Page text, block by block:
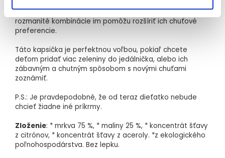
kyslým. Vaše deti sa tak naučia rozlišovať rôzne chute a
rozmanité kombinácie im pomôžu rozšíriť ich chuťové
preferencie.
Táto kapsička je perfektnou voľbou, pokiaľ chcete
deťom pridať viac zeleniny do jedálnička, alebo ich
zábavným a chutným spôsobom s novými chuťami
zoznámiť.
P.S.: Je pravdepodobné, že od teraz dieťatko nebude
chcieť žiadne iné príkrmy.
Zloženie: * mrkva 75 %, * maliny 25 %, * koncentrát šťavy
z citrónov, * koncentrát šťavy z aceroly. *z ekologického
poľnohospodárstva. Bez lepku.